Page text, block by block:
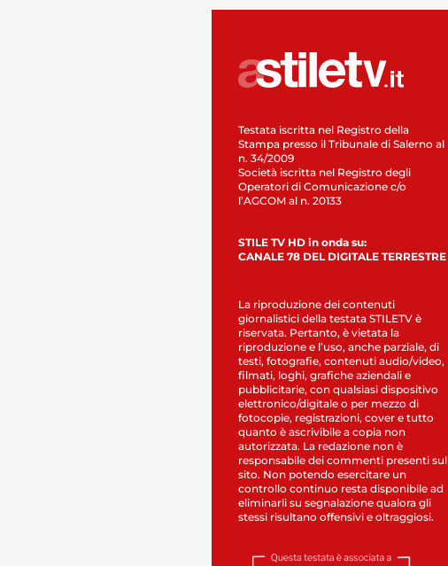
Testata iscritta nel Registro della
Stampa presso il Tribunale di Salerno al
n. 34/2009
Società iscritta nel Registro degli
Operatori di Comunicazione c/o
l’AGCOM al n. 20133
STILE TV HD in onda su:
CANALE 78 DEL DIGITALE TERRESTRE
La riproduzione dei contenuti
giornalistici della testata STILETV è
riservata. Pertanto, è vietata la
riproduzione e l’uso, anche parziale, di
testi, fotografie, contenuti audio/video,
filmati, loghi, grafiche aziendali e
pubblicitarie, con qualsiasi dispositivo
elettronico/digitale o per mezzo di
fotocopie, registrazioni, cover e tutto
quanto è ascrivibile a copia non
autorizzata. La redazione non è
responsabile dei commenti presenti sul
sito. Non potendo esercitare un
controllo continuo resta disponibile ad
eliminarli su segnalazione qualora gli
stessi risultano offensivi e oltraggiosi.